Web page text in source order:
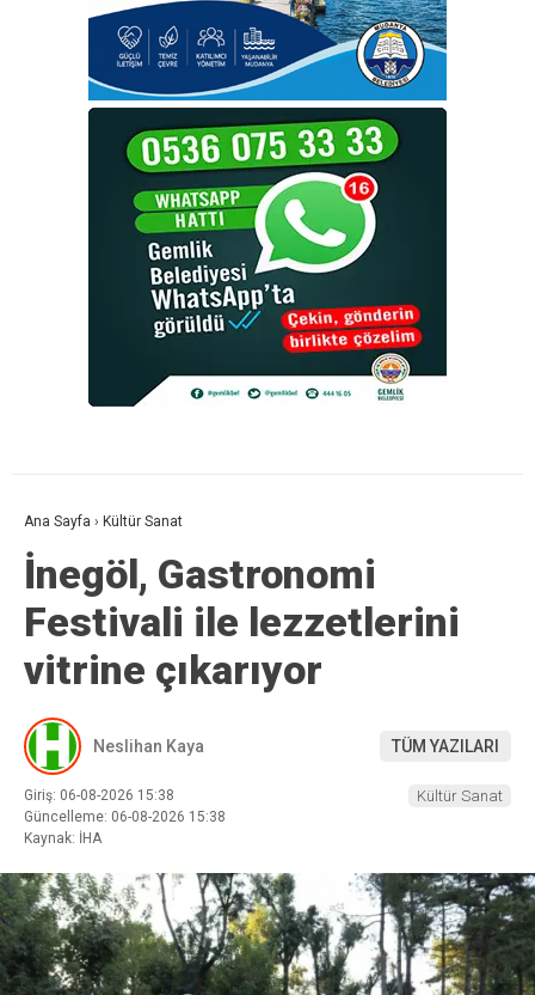
Ana Sayfa › Kültür Sanat
İnegöl, Gastronomi
Festivali ile lezzetlerini
vitrine çıkarıyor
Neslihan Kaya TÜM YAZILARI
Giriş: 06-08-2026 15:38
Güncelleme: 06-08-2026 15:38
Kaynak: İHA
Kültür Sanat